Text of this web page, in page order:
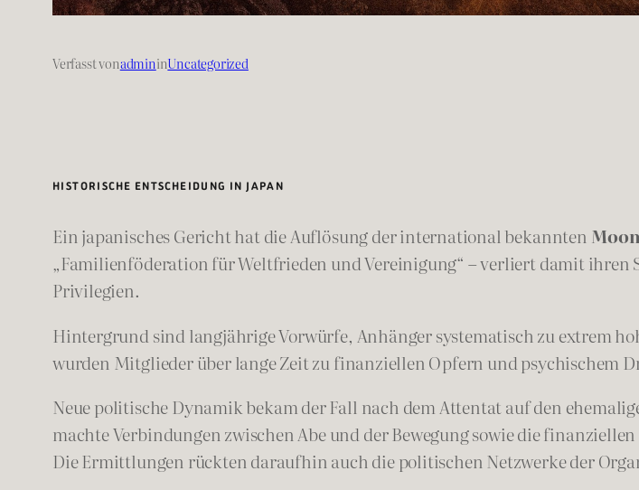
Verfasst vonadmininUncategorized
HISTORISCHE ENTSCHEIDUNG IN JAPAN
Ein japanisches Gericht hat die Auflösung der international bekannten
„Familienföderation für Weltfrieden und Vereinigung“ – verliert damit ihren
Privilegien.
Hintergrund sind langjährige Vorwürfe, Anhänger systematisch zu extrem
wurden Mitglieder über lange Zeit zu finanziellen Opfern und psychischem
Neue politische Dynamik bekam der Fall nach dem Attentat auf den
machte Verbindungen zwischen Abe und der Bewegung sowie die
Die Ermittlungen rückten daraufhin auch die politischen Netzwerke der